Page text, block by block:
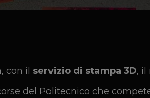
con il servizio di stampa 3D, il
del Politecnico che